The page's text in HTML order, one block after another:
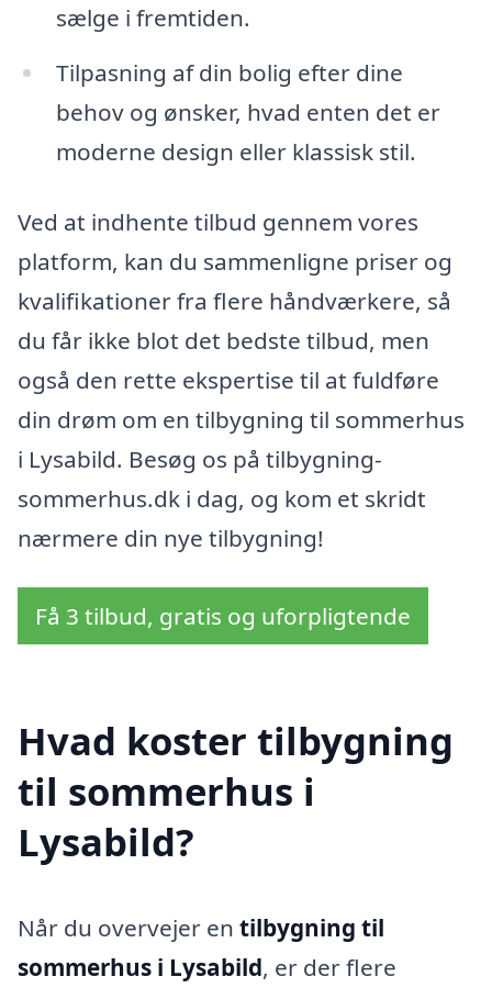
sælge i fremtiden.
Tilpasning af din bolig efter dine
behov og ønsker, hvad enten det er
moderne design eller klassisk stil.
Ved at indhente tilbud gennem vores
platform, kan du sammenligne priser og
kvalifikationer fra flere håndværkere, så
du får ikke blot det bedste tilbud, men
også den rette ekspertise til at fuldføre
din drøm om en tilbygning til sommerhus
i Lysabild. Besøg os på tilbygning-
sommerhus.dk i dag, og kom et skridt
nærmere din nye tilbygning!
Få 3 tilbud, gratis og uforpligtende
Hvad koster tilbygning
til sommerhus i
Lysabild?
Når du overvejer en tilbygning til
sommerhus i Lysabild, er der flere